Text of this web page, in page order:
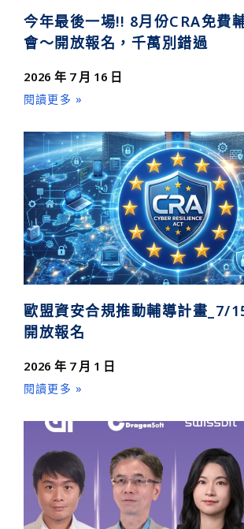
今年最後一場!! 8月份CRA免費
會～開放報名，千萬別錯過
2026 年 7 月 16 日
閱讀更多 »
歐盟資安合規推動輔導計畫_7/
開放報名
2026 年 7 月 1 日
閱讀更多 »